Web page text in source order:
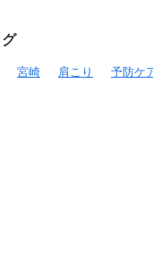
ング
宮崎 肩こり 予防ケ